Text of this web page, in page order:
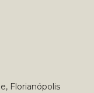
Florianópolis